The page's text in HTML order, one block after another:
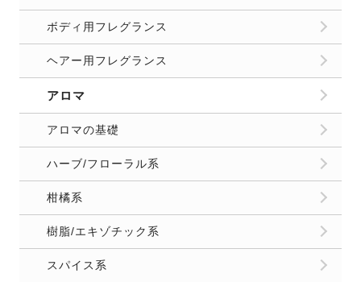
ボディ用フレグランス
ヘアー用フレグランス
アロマ
アロマの基礎
ハーブ/フローラル系
柑橘系
樹脂/エキゾチック系
スパイス系